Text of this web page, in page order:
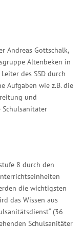
Andreas Gottschalk,
Altenbeken in
des SSD durch
Aufgaben wie z.B. die
und
8 durch den
die wichtigsten
das Wissen aus
(36
Schulsanitäter